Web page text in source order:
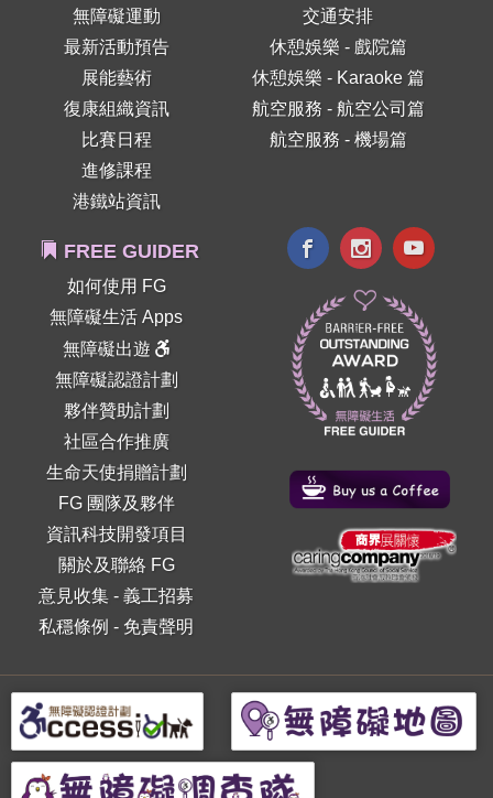
無障礙運動
最新活動預告
展能藝術
復康組織資訊
比賽日程
進修課程
港鐵站資訊
交通安排
休憩娛樂 - 戲院篇
休憩娛樂 - Karaoke 篇
航空服務 - 航空公司篇
航空服務 - 機場篇
FREE GUIDER
如何使用 FG
無障礙生活 Apps
無障礙出遊
無障礙認證計劃
夥伴贊助計劃
社區合作推廣
生命天使捐贈計劃
FG 團隊及夥伴
資訊科技開發項目
關於及聯絡 FG
意見收集 -義工招募
私穩條例 - 免責聲明